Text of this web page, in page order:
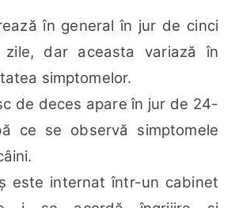
în general în jur de cinci
dar aceasta variază în
simptomelor.
de deces apare în jur de 24-
ce se observă simptomele
este internat într-un cabinet